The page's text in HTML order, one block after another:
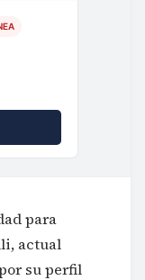
para
actual
su perfil